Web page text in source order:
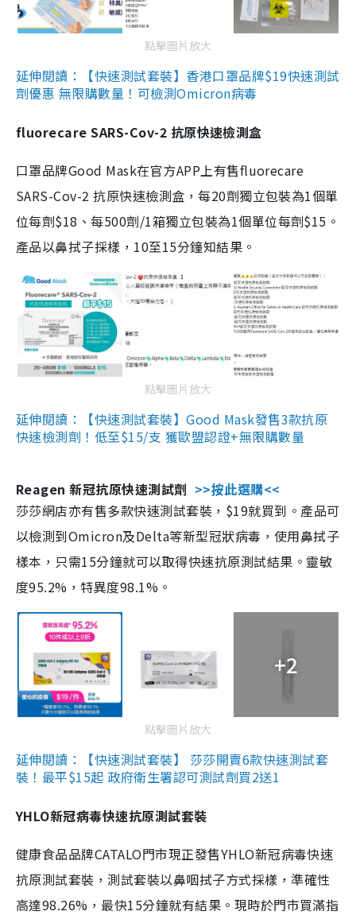
點擊圖片放大
延伸閱讀：【快速測試套裝】香港口罩品牌$19快速測試
劑優惠 無限購數量！可檢測Omicron病毒
fluorecare SARS-Cov-2 抗原快速檢測盒
口罩品牌Good Mask在官方APP上有售fluorecare
SARS-Cov-2 抗原快速檢測盒，每20劑獨立包裝為1個單
位每劑$18、每500劑/1箱獨立包裝為1個單位每劑$15。
產品以鼻拭子採樣，10至15分鐘知結果。
點擊圖片放大
延伸閱讀：【快速測試套裝】Good Mask發售3款抗原
快速檢測劑！低至$15/支 獲歐盟認證+無限購數量
Reagen 新冠抗原快速測試劑 >>按此選購<<
莎莎網店亦有售多款快速測試套裝，$19就買到。產品可
以檢測到Omicron及Delta等新型冠狀病毒，使用鼻拭子
樣本，只需15分鐘就可以取得快速抗原測試結果。靈敏
度95.2%，特異度98.1%。
+2
點擊圖片放大
延伸閱讀：【快速測試套裝】 莎莎開賣6款快速測試套
裝！最平$15起 政府衛生署認可測試劑買2送1
YHLO新冠病毒快速抗原測試套裝
健康食品品牌CATALO門市現正發售YHLO新冠病毒快速
抗原測試套裝，測試套裝以鼻咽拭子方式採樣，準確性
高達98.26%，最快15分鐘就有結果。現時於門市買滿指